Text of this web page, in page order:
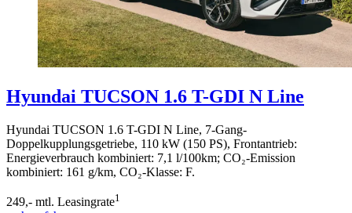
Hyundai TUCSON 1.6 T-GDI N Line
Hyundai TUCSON 1.6 T-GDI N Line, 7-Gang-
Doppelkupplungsgetriebe, 110 kW (150 PS), Frontantrieb:
Energieverbrauch kombiniert: 7,1 l/100km; CO₂-Emission
kombiniert: 161 g/km, CO₂-Klasse: F.
249,- mtl. Leasingrate1